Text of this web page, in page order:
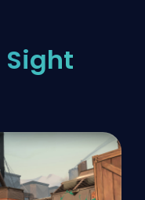
Sight